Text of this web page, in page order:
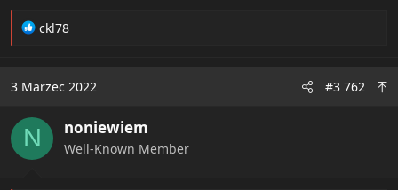
R
t
o
n
s
ckl78
3 Marzec 2022 #3 762
N noniewiem
Well-Known Member